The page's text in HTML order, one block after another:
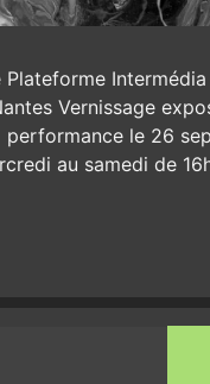
Vernissage
le 26
au samedi de